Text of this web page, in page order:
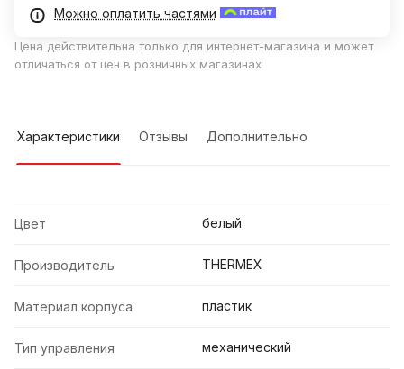
Можно оплатить частями
Цена действительна только для интернет-магазина и может
отличаться от цен в розничных магазинах
Характеристики Отзывы Дополнительно
Цвет белый
Производитель THERMEX
Материал корпуса пластик
Тип управления механический